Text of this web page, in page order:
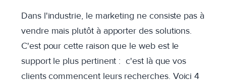
Dans l'industrie, le marketing ne consiste pas à
vendre mais plutôt à apporter des solutions.
C'est pour cette raison que le web est le
support le plus pertinent : c'est là que vos
clients commencent leurs recherches. Voici 4